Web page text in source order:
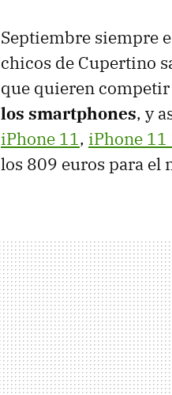
Septiembre siempre
chicos de Cupertino
que quieren
los smartphones, y
iPhone 11, iPhone 11
los 809 euros para el